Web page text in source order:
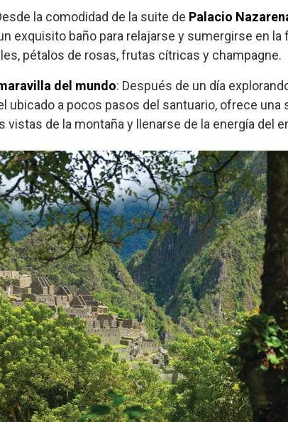
la comodidad de la suite de Palacio
exquisito baño para relajarse y sumergirse en
pétalos de rosas, frutas cítricas y champagne.
del mundo: Después de un día
ubicado a pocos pasos del santuario, ofrece
vistas de la montaña y llenarse de la energía del